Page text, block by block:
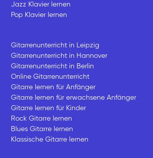
Jazz Klavier lernen
Pop Klavier lernen
Gitarrenunterricht in Leipzig
Gitarrenunterricht in Hannover
Gitarrenunterricht in Berlin
Online Gitarrenunterricht
Gitarre lernen für Anfänger
Gitarre lernen für erwachsene Anfänger
Gitarre lernen für Kinder
Rock Gitarre lernen
Blues Gitarre lernen
Klassische Gitarre lernen